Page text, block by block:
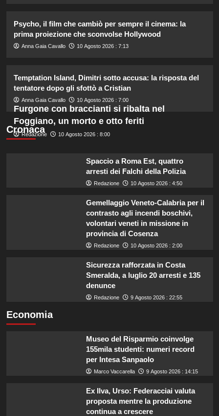
2
Ad Amici, stecca rimossa in post-
produzione: il retroscena
inaspettato di Irene Guglielmi
3
scatti esclusivi della sua vacanza da
sogno.
Chiara Ferragni risponde agli haters:
William e Kate: le loro destinazioni
Psycho, il film che cambiò per sempre il cinema: la
prima proiezione che sconvolse Hollywood
Anna Gaia Cavallo 10 Agosto 2026 : 7:13
Temptation Island, Dimitri sotto accusa: la risposta del
tentatore dopo gli sfottò a Cristian
Anna Gaia Cavallo 10 Agosto 2026 : 7:00
Cronaca
Furgone con braccianti si ribalta nel
Foggiano, un morto e otto feriti
Redazione 10 Agosto 2026 : 8:00
Spaccio a Roma Est, quattro
arresti dei Falchi della Polizia
Redazione 10 Agosto 2026 : 4:50
Gemellaggio Veneto-Calabria per il
contrasto agli incendi boschivi,
volontari veneti in missione in
provincia di Cosenza
Redazione 10 Agosto 2026 : 2:00
Sicurezza rafforzata in Costa
Smeralda, a luglio 20 arresti e 135
denunce
Redazione 9 Agosto 2026 : 22:55
Economia
Museo del Risparmio coinvolge
155mila studenti: numeri record
per Intesa Sanpaolo
Marco Vaccarella 9 Agosto 2026 : 14:15
Ex Ilva, Urso: Federacciai valuta
proposta mentre la produzione
continua a crescere